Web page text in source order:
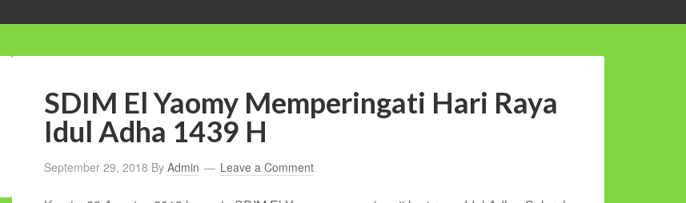
SDIM El Yaomy Memperingati Hari Raya
Idul Adha 1439 H
September 29, 2018 By Admin Leave a Comment